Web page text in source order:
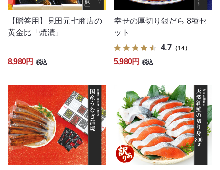
【贈答用】見田元七商店の
黄金比「焼漬」
8,980円 税込
幸せの厚切り銀だら 8種セ
ット
4.7 （14）
5,980円 税込